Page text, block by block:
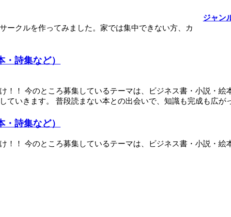
ークルを作ってみました。家では集中できない方、カ
ジャン
詩集など）
！！ 今のところ募集しているテーマは、ビジネス書・小説・
ていきます。 普段読まない本との出会いで、知識も完成も広
詩集など）
！！ 今のところ募集しているテーマは、ビジネス書・小説・絵